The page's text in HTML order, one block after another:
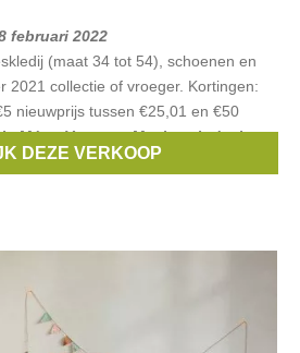
februari 2022
(maat 34 tot 54), schoenen en
2021 collectie of vroeger. Kortingen:
nieuwprijs tussen €25,01 en €50
Méro,Verpass,Maxima,k-design,
DEZE VERKOOP